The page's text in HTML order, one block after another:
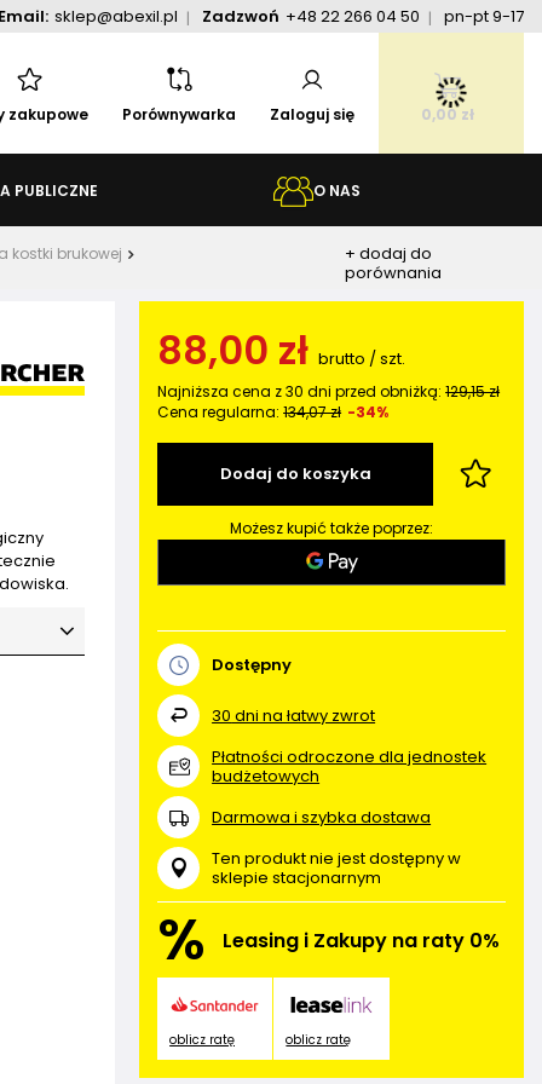
sklep@abexil.pl Zadzwoń +48 22 266 04 50 pn-pt 9-17
zakupowe Porównywarka Zaloguj się 0,00 zł
PUBLICZNE O NAS
kostki brukowej
+ dodaj do
porównania
88,00 zł brutto /szt.
Najniższa cena z 30 dni przed obniżką:129,15 zł
Cena regularna:134,07 zł -34%
Dodaj do koszyka
Możesz kupić także poprzez:
Dostępny
30 dni na łatwy zwrot
Płatności odroczone dla jednostek
budżetowych
Darmowa i szybka dostawa
Ten produkt nie jest dostępny w
sklepie stacjonarnym
% Leasing i Zakupy na raty 0%
oblicz ratę oblicz ratę